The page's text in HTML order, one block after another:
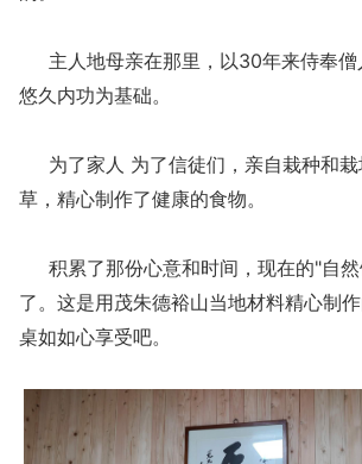
主人地母亲在那里，以30年来侍奉僧
悠久内功为基础。
为了家人 为了信徒们，亲自栽种和栽
草，精心制作了健康的食物。
积累了那份心意和时间，现在的"自然
了。这是用茂朱德裕山当地材料精心制
桌如如心享受吧。